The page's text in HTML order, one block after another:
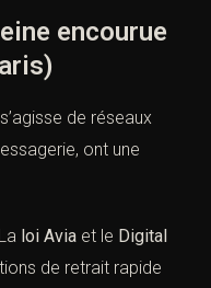
encourue
de réseaux
ont une
loi Avia et le Digital
de retrait rapide